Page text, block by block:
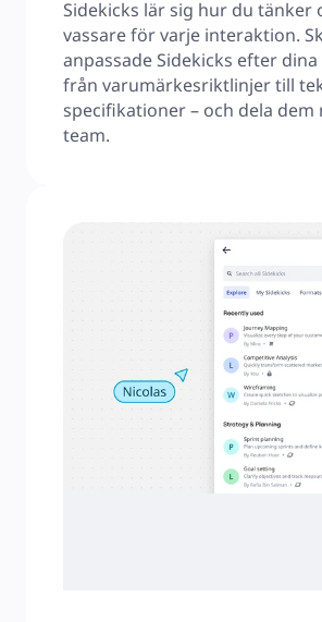
Sidekicks lär sig hur du tänker
vassare för varje interaktion.
anpassade Sidekicks efter dina
från varumärkesriktlinjer till
specifikationer – och dela dem
team.